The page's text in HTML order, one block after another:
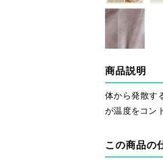
商品説明
体から発散す
が温度をコン
この商品の